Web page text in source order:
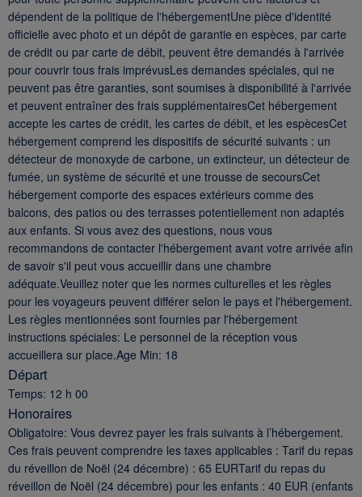
dépendent de la politique de l'hébergementUne pièce d'identité
officielle avec photo et un dépôt de garantie en espèces, par carte
de crédit ou par carte de débit, peuvent être demandés à l'arrivée
pour couvrir tous frais imprévusLes demandes spéciales, qui ne
peuvent pas être garanties, sont soumises à disponibilité à l'arrivée
et peuvent entraîner des frais supplémentairesCet hébergement
accepte les cartes de crédit, les cartes de débit, et les espècesCet
hébergement comprend les dispositifs de sécurité suivants : un
détecteur de monoxyde de carbone, un extincteur, un détecteur de
fumée, un système de sécurité et une trousse de secoursCet
hébergement comporte des espaces extérieurs comme des
balcons, des patios ou des terrasses potentiellement non adaptés
aux enfants. Si vous avez des questions, nous vous
recommandons de contacter l'hébergement avant votre arrivée afin
de savoir s'il peut vous accueillir dans une chambre
adéquate.Veuillez noter que les normes culturelles et les règles
pour les voyageurs peuvent différer selon le pays et l'hébergement.
Les règles mentionnées sont fournies par l'hébergement
instructions spéciales: Le personnel de la réception vous
accueillera sur place.Age Min: 18
Départ
Temps: 12 h 00
Honoraires
Obligatoire: Vous devrez payer les frais suivants à l’hébergement.
Ces frais peuvent comprendre les taxes applicables : Tarif du repas
du réveillon de Noël (24 décembre) : 65 EURTarif du repas du
réveillon de Noël (24 décembre) pour les enfants : 40 EUR (enfants